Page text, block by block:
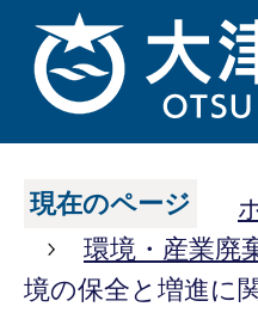
現在のページ
環境・産業廃
境の保全と増進に